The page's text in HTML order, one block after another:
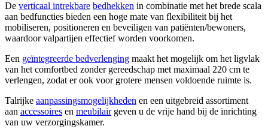
De verticaal intrekbare bedhekken in combinatie met het brede scala
aan bedfuncties bieden een hoge mate van flexibiliteit bij het
mobiliseren, positioneren en beveiligen van patiënten/bewoners,
waardoor valpartijen effectief worden voorkomen.
Een geïntegreerde bedverlenging maakt het mogelijk om het ligvlak
van het comfortbed zonder gereedschap met maximaal 220 cm te
verlengen, zodat er ook voor grotere mensen voldoende ruimte is.
Talrijke aanpassingsmogelijkheden en een uitgebreid assortiment
aan accessoires en meubilairgeven u de vrije hand bij de inrichting
van uw verzorgingskamer.